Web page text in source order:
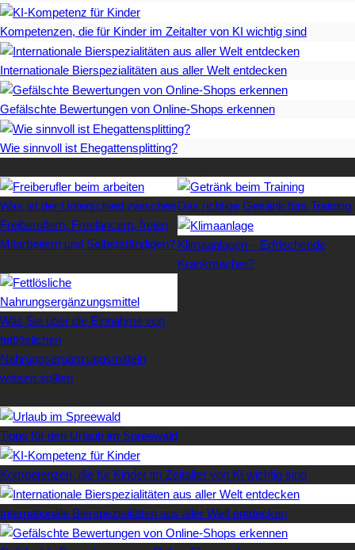
Kompetenzen, die für Kinder im Zeitalter von KI wichtig sind
Internationale Bierspezialitäten aus aller Welt entdecken
Gefälschte Bewertungen von Online-Shops erkennen
Wie sinnvoll ist Ehegattensplitting?
Was ist der Unterschied zwischen
Freiberuflern, Freelancern, freien
Mitarbeitern und Selbstständigen?
Das richtige Getränk fürs Training
Klimaanlagen – Erfrischende
Krankmacher?
Was Sie über die Einnahme von
fettlöslichen
Nahrungsergänzungsmitteln
wissen sollten
Tipps für den Urlaub im Spreewald
Kompetenzen, die für Kinder im Zeitalter von KI wichtig sind
Internationale Bierspezialitäten aus aller Welt entdecken